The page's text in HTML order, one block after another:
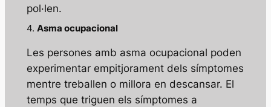
pol·len.
4. Asma ocupacional
Les persones amb asma ocupacional poden
experimentar empitjorament dels símptomes
mentre treballen o millora en descansar. El
temps que triguen els símptomes a